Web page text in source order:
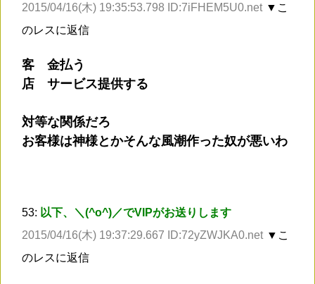
2015/04/16(木) 19:35:53.798 ID:7iFHEM5U0.net ▼こ
のレスに返信
客 金払う
店 サービス提供する
対等な関係だろ
お客様は神様とかそんな風潮作った奴が悪いわ
53: 以下、＼(^o^)／でVIPがお送りします
2015/04/16(木) 19:37:29.667 ID:72yZWJKA0.net ▼こ
のレスに返信